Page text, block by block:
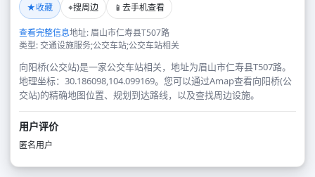
★收藏 ⌖搜周边 📱 去手机查看
查看完整信息地址: 眉山市仁寿县T507路
类型: 交通设施服务;公交车站;公交车站相关
向阳桥(公交站)是一家公交车站相关，地址为眉山市仁寿县T507路。
地理坐标：30.186098,104.099169。您可以通过Amap查看向阳桥(公
交站)的精确地图位置、规划到达路线，以及查找周边设施。
用户评价
匿名用户